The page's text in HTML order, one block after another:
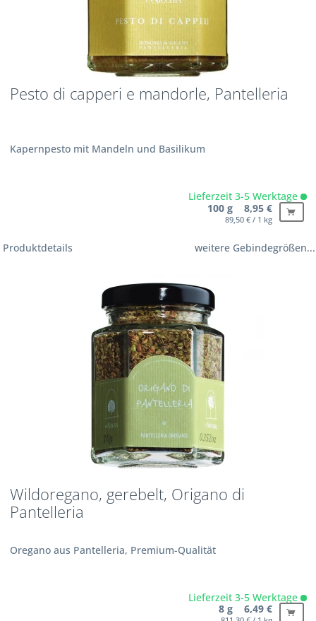
Pesto di capperi e mandorle, Pantelleria
Kapernpesto mit Mandeln und Basilikum
Lieferzeit 3-5 Werktage
100 g 8,95 €
89,50 € / 1 kg
Produktdetails weitere Gebindegrößen...
Wildoregano, gerebelt, Origano di
Pantelleria
Oregano aus Pantelleria, Premium-Qualität
Lieferzeit 3-5 Werktage
8 g 6,49 €